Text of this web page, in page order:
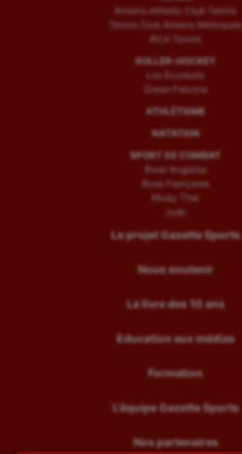
UNSS
Amiens Athletic Club Tennis
Tennis Club Amiens Métropole
RCA Tennis
ROLLER-HOCKEY
Les Ecureuils
Green Falcons
ATHLÉTISME
NATATION
SPORT DE COMBAT
Boxe Anglaise
Boxe Française
Muay Thaï
Judo
Le projet Gazette Sports
Nous soutenir
Le livre des 10 ans
Education aux médias
Formation
L’équipe Gazette Sports
Nos partenaires